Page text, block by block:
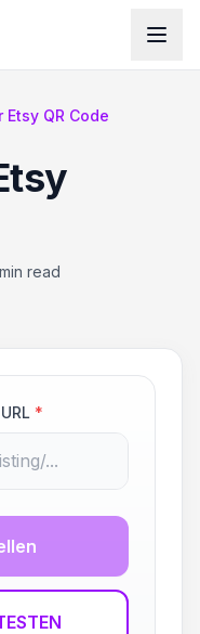
Etsy QR Code
read
*